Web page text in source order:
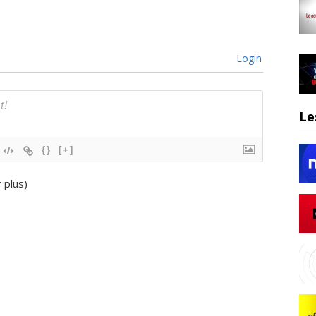
Login
{} [+]
plus)